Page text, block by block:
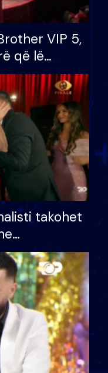
VIP 5,
që lë
për
takohet
ndonjë letër